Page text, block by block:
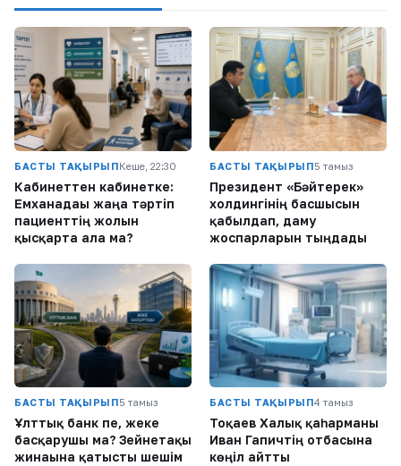
БАСТЫ ТАҚЫРЫПКеше, 22:30
Кабинеттен кабинетке:
Емханадағы жаңа тәртіп
пациенттің жолын
қысқарта ала ма?
БАСТЫ ТАҚЫРЫП5 тамыз
Президент «Бәйтерек»
холдингінің басшысын
қабылдап, даму
жоспарларын тыңдады
БАСТЫ ТАҚЫРЫП5 тамыз
Ұлттық банк пе, жеке
басқарушы ма? Зейнетақы
жинағына қатысты шешім
БАСТЫ ТАҚЫРЫП4 тамыз
Тоқаев Халық қаһарманы
Иван Гапичтің отбасына
көңіл айтты